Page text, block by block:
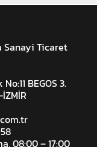
Sanayi Ticaret
BEGOS 3.
08:00 – 17:00